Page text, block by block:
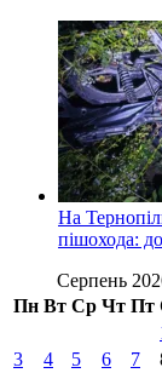
На
пішохода:
Серпень
Пн Вт Ср Чт Пт
3
4 5 6 7